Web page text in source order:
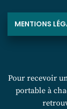
MENTIONS
Pour recevoir
portable à